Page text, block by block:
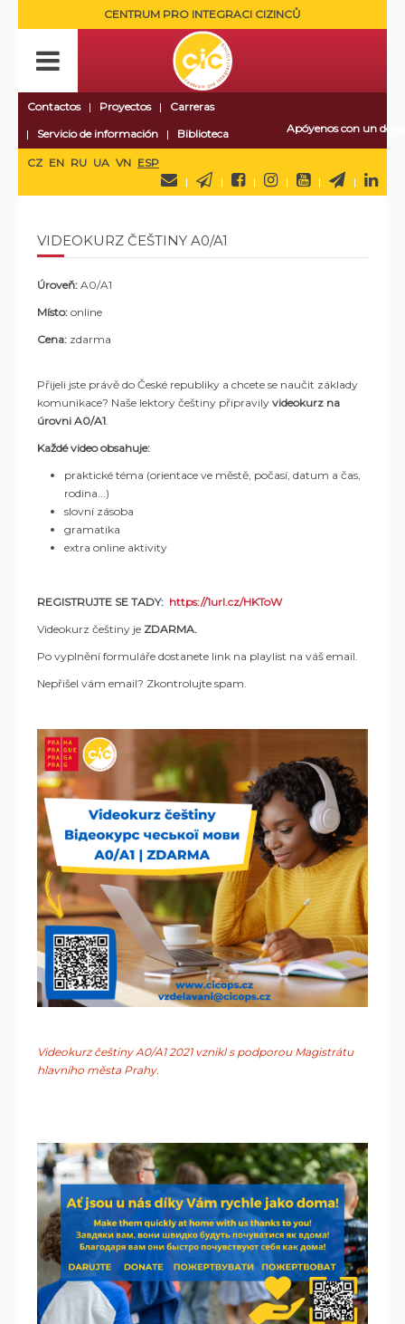
CENTRUM PRO INTEGRACI CIZINCŮ
Contactos Proyectos
Carreras
Servicio de información
Biblioteca Apóyenos con un
CZ EN RU UA VN ESP
VIDEOKURZ ČEŠTINY A0/A1
Úroveň: A0/A1
Místo: online
Cena: zdarma
Přijeli jste právě do České republiky a chcete se naučit základy
komunikace? Naše lektory češtiny připravily videokurz na
úrovni A0/A1.
Každé video obsahuje:
praktické téma (orientace ve městě, počasí, datum a čas,
rodina...)
slovní zásoba
gramatika
extra online aktivity
REGISTRUJTE SE TADY: https://1url.cz/HKToW
Videokurz češtiny je ZDARMA.
Po vyplnění formuláře dostanete link na playlist na váš email.
Nepřišel vám email? Zkontrolujte spam.
Videokurz češtiny A0/A1 2021 vznikl s podporou Magistrátu
hlavního města Prahy.